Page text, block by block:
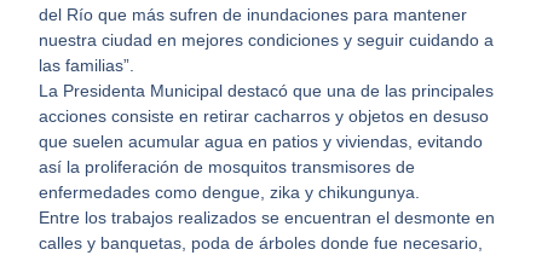
del Río que más sufren de inundaciones para mantener
nuestra ciudad en mejores condiciones y seguir cuidando a
las familias”.
La Presidenta Municipal destacó que una de las principales
acciones consiste en retirar cacharros y objetos en desuso
que suelen acumular agua en patios y viviendas, evitando
así la proliferación de mosquitos transmisores de
enfermedades como dengue, zika y chikungunya.
Entre los trabajos realizados se encuentran el desmonte en
calles y banquetas, poda de árboles donde fue necesario,